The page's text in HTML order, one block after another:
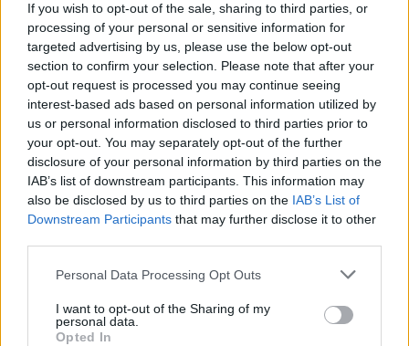
If you wish to opt-out of the sale, sharing to third parties, or
processing of your personal or sensitive information for
targeted advertising by us, please use the below opt-out
section to confirm your selection. Please note that after your
opt-out request is processed you may continue seeing
interest-based ads based on personal information utilized by
us or personal information disclosed to third parties prior to
your opt-out. You may separately opt-out of the further
disclosure of your personal information by third parties on the
IAB’s list of downstream participants. This information may
also be disclosed by us to third parties on the IAB’s List of
Downstream Participants that may further disclose it to other
Personal Data Processing Opt Outs
I want to opt-out of the Sharing of my
personal data.
Opted In
Τεχνολογία
Ελληνική τεχνολογία διακρίνεται
παγκοσμίως: Το Brainfood Cloud κατακτά
το Global Impact Award στο World Startup
30.06.26